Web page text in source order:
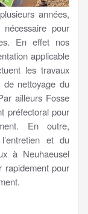
années,
pour
En effet nos
applicable
les travaux
de nettoyage du
ailleurs Fosse
préfectoral pour
En outre,
et du
à Neuhaeusel
rapidement pour